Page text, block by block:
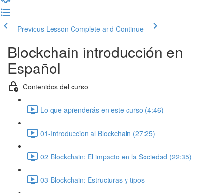
Previous Lesson Complete and Continue
Blockchain introducción en
Español
Contenidos del curso
Lo que aprenderás en este curso (4:46)
01-Introduccion al Blockchain (27:25)
02-Blockchain: El impacto en la Sociedad (22:35)
03-Blockchain: Estructuras y tipos